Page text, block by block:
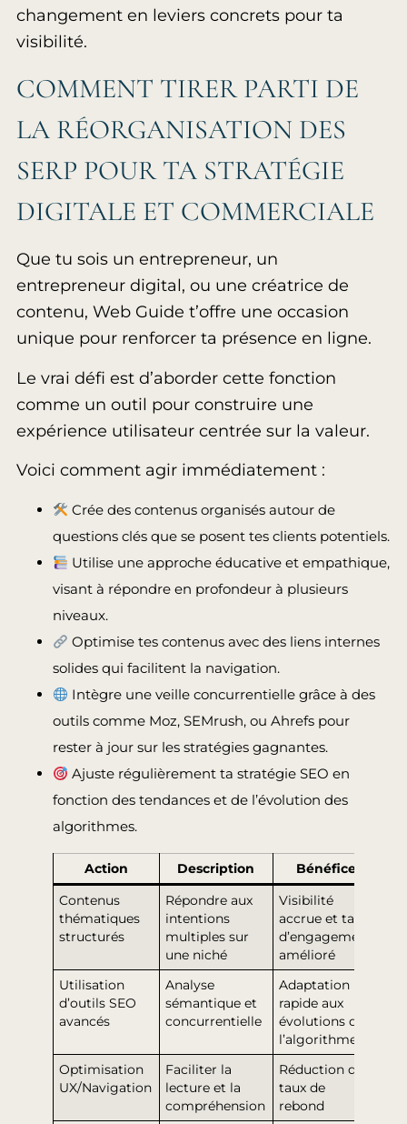
changement en leviers concrets pour ta
visibilité.
COMMENT TIRER PARTI DE
LA RÉORGANISATION DES
SERP POUR TA STRATÉGIE
DIGITALE ET COMMERCIALE
Que tu sois un entrepreneur, un
entrepreneur digital, ou une créatrice de
contenu, Web Guide t’offre une occasion
unique pour renforcer ta présence en ligne.
Le vrai défi est d’aborder cette fonction
comme un outil pour construire une
expérience utilisateur centrée sur la valeur.
Voici comment agir immédiatement :
Crée des contenus organisés autour de
questions clés que se posent tes clients potentiels.
Utilise une approche éducative et empathique,
visant à répondre en profondeur à plusieurs
niveaux.
Optimise tes contenus avec des liens internes
solides qui facilitent la navigation.
Intègre une veille concurrentielle grâce à des
outils comme Moz, SEMrush, ou Ahrefs pour
rester à jour sur les stratégies gagnantes.
Ajuste régulièrement ta stratégie SEO en
fonction des tendances et de l’évolution des
algorithmes.
Action Description Bénéfice
Contenus
thématiques
structurés
Répondre aux
intentions
multiples sur
une niché
Visibilité
accrue et taux
d’engagement
amélioré
Utilisation
d’outils SEO
avancés
Analyse
sémantique et
concurrentielle
Adaptation
rapide aux
évolutions de
l’algorithme
Optimisation
UX/Navigation
Faciliter la
lecture et la
compréhension
Réduction du
taux de
rebond